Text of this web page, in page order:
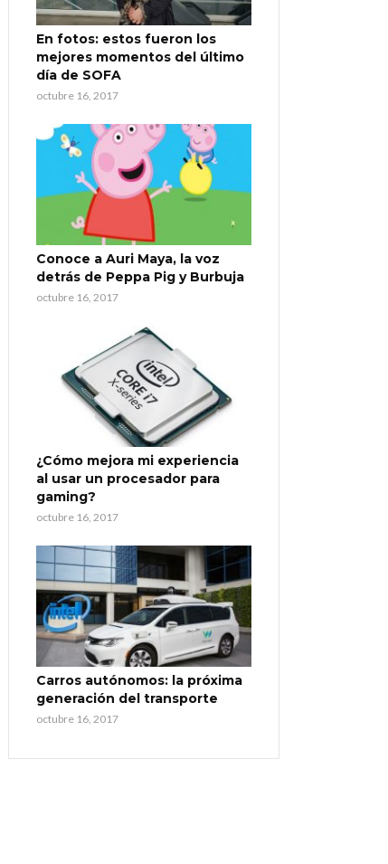
En fotos: estos fueron los
mejores momentos del último
día de SOFA
octubre 16, 2017
Conoce a Auri Maya, la voz
detrás de Peppa Pig y Burbuja
octubre 16, 2017
¿Cómo mejora mi experiencia
al usar un procesador para
gaming?
octubre 16, 2017
Carros autónomos: la próxima
generación del transporte
octubre 16, 2017